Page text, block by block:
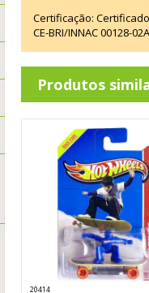
Certificação:
CE-BRI/INNAC 00128-
Produtos
20414